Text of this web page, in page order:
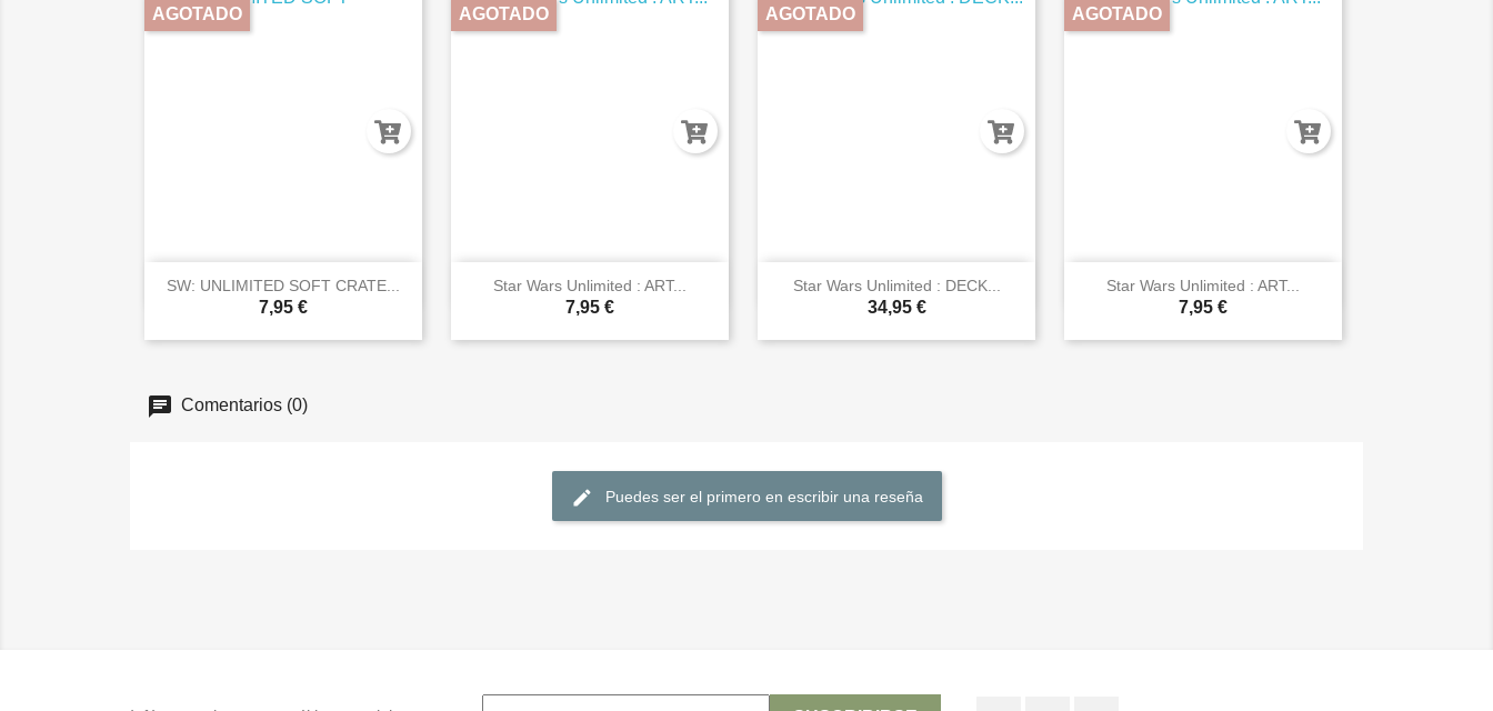
SW: UNLIMITED SOFT CRATE...
7,95 €
AGOTADO
Vista rápida Star Wars Unlimited : ART...
7,95 €
AGOTADO
Vista rápida Star Wars Unlimited : DECK...
34,95 €
AGOTADO
Vista rápida Star Wars Unlimited : ART...
7,95 €
AGOTADO
Vista rápida
Comentarios (0)
Puedes ser el primero en escribir una reseña